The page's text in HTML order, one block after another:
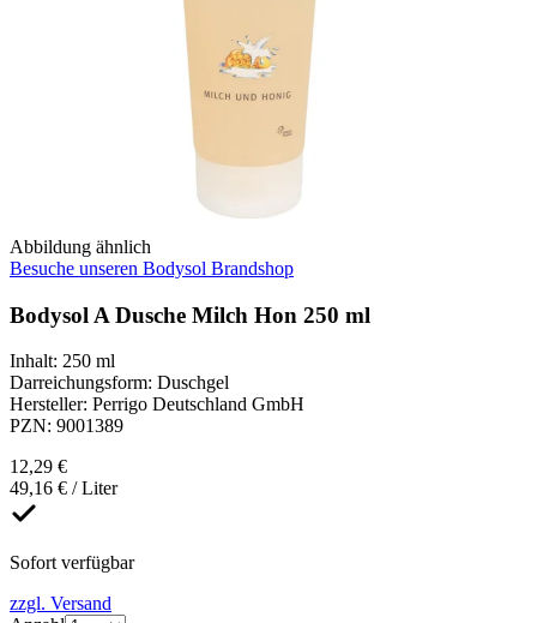
Abbildung ähnlich
Besuche unseren Bodysol Brandshop
Bodysol A Dusche Milch Hon 250 ml
Inhalt: 250 ml
Darreichungsform: Duschgel
Hersteller: Perrigo Deutschland GmbH
PZN: 9001389
12,29 €
49,16 € / Liter
Sofort verfügbar
zzgl. Versand